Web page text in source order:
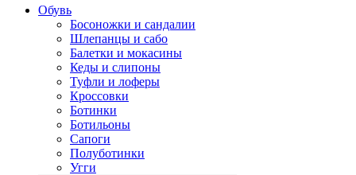
Обувь
Босоножки и сандалии
Шлепанцы и сабо
Балетки и мокасины
Кеды и слипоны
Туфли и лоферы
Кроссовки
Ботинки
Ботильоны
Сапоги
Полуботинки
Угги